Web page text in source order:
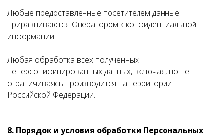
Любые предоставленные посетителем данные
приравниваются Оператором к конфиденциальной
информации.
Любая обработка всех полученных
неперсонифицированных данных, включая, но не
ограничиваясь производится на территории
Российской Федерации.
8. Порядок и условия обработки Персональных